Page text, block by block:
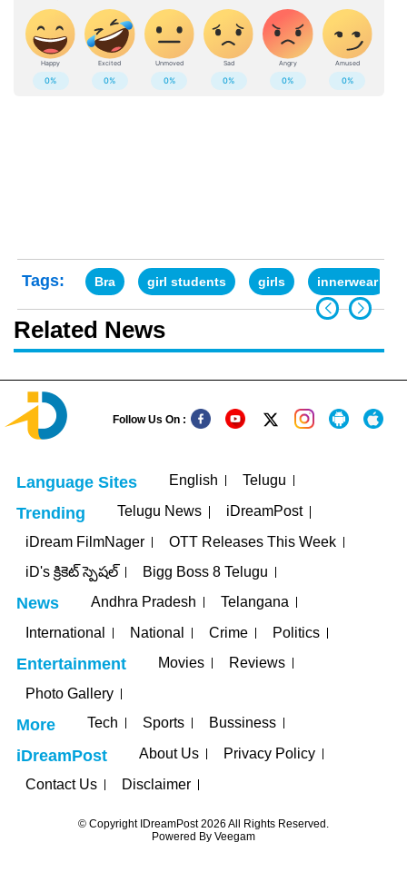
Tags: Bra girl students girls innerwear
Related News
Follow Us On :
Language Sites English Telugu
Trending Telugu News
iDreamPost
iDream FilmNager
OTT Releases This Week
iD's క్రికెట్ స్పెషల్
Bigg Boss 8 Telugu
News Andhra Pradesh
Telangana
International
National Crime Politics
Entertainment Movies
Reviews
Photo Gallery
More Tech Sports Bussiness
iDreamPost About Us
Privacy Policy
Contact Us
Disclaimer
© Copyright IDreamPost 2026 All Rights Reserved.
Powered By Veegam